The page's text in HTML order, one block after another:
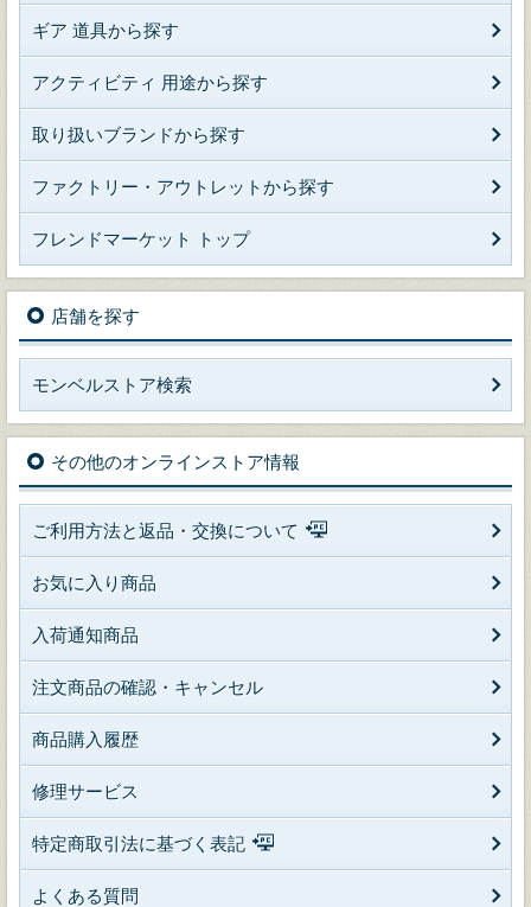
ギア 道具から探す
アクティビティ 用途から探す
取り扱いブランドから探す
ファクトリー・アウトレットから探す
フレンドマーケット トップ
店舗を探す
モンベルストア検索
その他のオンラインストア情報
ご利用方法と返品・交換について
お気に入り商品
入荷通知商品
注文商品の確認・キャンセル
商品購入履歴
修理サービス
特定商取引法に基づく表記
よくある質問